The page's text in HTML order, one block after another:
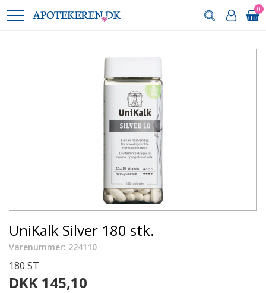
0
UniKalk Silver 180 stk.
Varenummer: 224110
180 ST
DKK 145,10